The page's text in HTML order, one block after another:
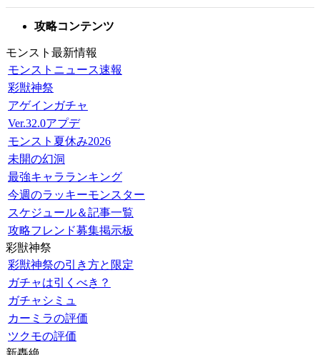
攻略コンテンツ
モンスト最新情報
モンストニュース速報
彩獣神祭
アゲインガチャ
Ver.32.0アプデ
モンスト夏休み2026
未開の幻洞
最強キャラランキング
今週のラッキーモンスター
スケジュール＆記事一覧
攻略フレンド募集掲示板
彩獣神祭
彩獣神祭の引き方と限定
ガチャは引くべき？
ガチャシミュ
カーミラの評価
ツクモの評価